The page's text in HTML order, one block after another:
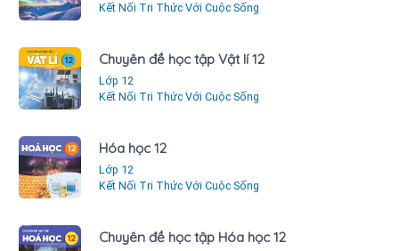
Kết Nối Tri Thức Với Cuộc Sống
Chuyên đề học tập Vật lí 12
Lớp 12
Kết Nối Tri Thức Với Cuộc Sống
Hóa học 12
Lớp 12
Kết Nối Tri Thức Với Cuộc Sống
Chuyên đề học tập Hóa học 12